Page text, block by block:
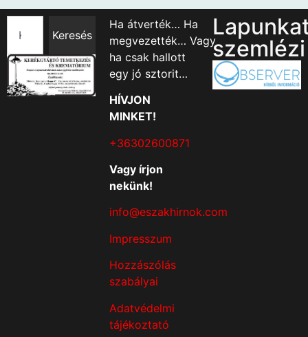
Keresés
Ha átverték… Ha
megvezették… Vagy
ha csak hallott
egy jó sztorit…
HÍVJON
MINKET!
+36302600871
Vagy írjon
nekünk!
info@eszakhirnok.com
Impresszum
Hozzászólás
szabályai
Adatvédelmi
tájékoztató
szemlézi